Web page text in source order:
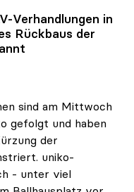
Verhandlungen in
Rückbaus der
sind am Mittwoch
gefolgt und haben
der
uniko-
- unter viel